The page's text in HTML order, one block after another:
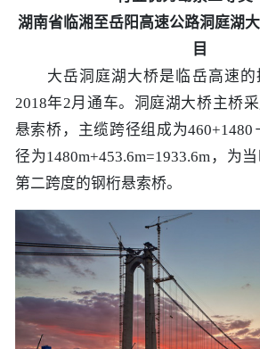
湖南省临湘至岳阳高速公路洞庭湖
目
大岳洞庭湖大桥是临岳高速的
2018年2月通车。洞庭湖大桥主桥
悬索桥，主缆跨径组成为460+1480
径为1480m+453.6m=1933.6m，为
第二跨度的钢桁悬索桥。